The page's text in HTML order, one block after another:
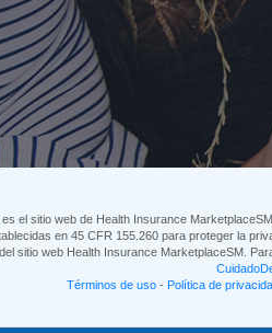
el sitio web de Health Insurance
en 45 CFR 155.260 para proteger la
sitio web Health Insurance MarketplaceSM.
Términos de uso- Política de